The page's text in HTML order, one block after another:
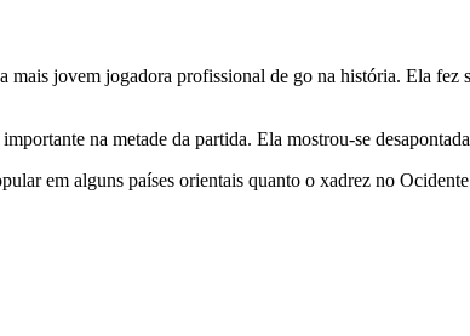
mais jovem jogadora profissional de go na história. Ela
na metade da partida. Ela mostrou-se
em alguns países orientais quanto o xadrez no